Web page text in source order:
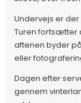
Undervejs er
Turen fortsætter
aftenen byder
eller
Dagen efter
gennem